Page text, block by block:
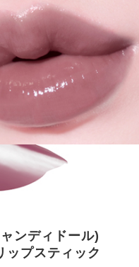
ンディドール)
ップスティック